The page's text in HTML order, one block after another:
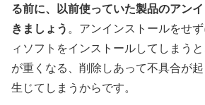
る前に、以前使っていた製品のアン
きましょう 。アンインストールをせ
ィソフトをインストールしてしまう
が重くなる、削除しあって不具合が
生じてしまうからです。